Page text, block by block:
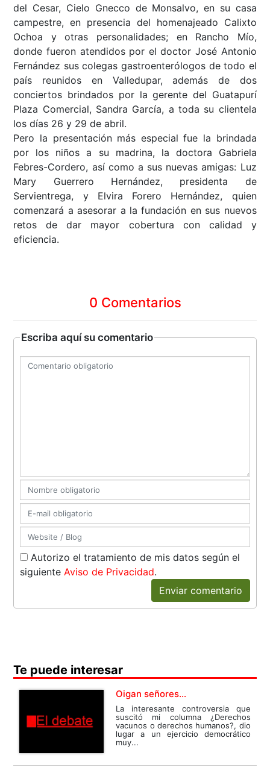
del Cesar, Cielo Gnecco de Monsalvo, en su casa
campestre, en presencia del homenajeado Calixto
Ochoa y otras personalidades; en Rancho Mío,
donde fueron atendidos por el doctor José Antonio
Fernández sus colegas gastroenterólogos de todo el
país reunidos en Valledupar, además de dos
conciertos brindados por la gerente del Guatapurí
Plaza Comercial, Sandra García, a toda su clientela
los días 26 y 29 de abril.
Pero la presentación más especial fue la brindada
por los niños a su madrina, la doctora Gabriela
Febres-Cordero, así como a sus nuevas amigas: Luz
Mary Guerrero Hernández, presidenta de
Servientrega, y Elvira Forero Hernández, quien
comenzará a asesorar a la fundación en sus nuevos
retos de dar mayor cobertura con calidad y
eficiencia.
0 Comentarios
Escriba aquí su comentario
Autorizo el tratamiento de mis datos según el
siguiente Aviso de Privacidad.
Enviar comentario
Te puede interesar
Oigan señores…
La interesante controversia que
suscitó mi columna ¿Derechos
vacunos o derechos humanos?, dio
lugar a un ejercicio democrático
muy...